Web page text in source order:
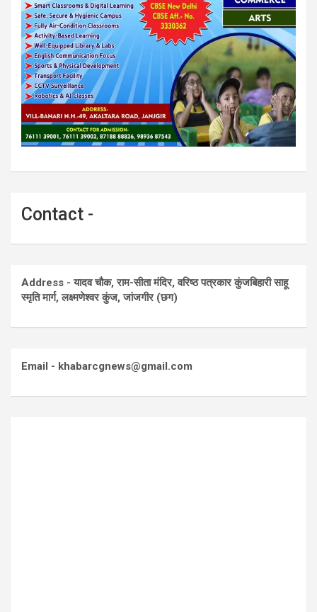
Contact -
Address - यादव चौक, राम-सीता मंदिर, वरिष्ठ पत्रकार कुंजबिहारी साहू
स्मृति मार्ग, लक्ष्मणेश्वर कुंज, जांजगीर (छग)
Email - khabarcgnews@gmail.com